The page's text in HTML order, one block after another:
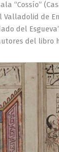
“Cossío”
Valladolid de
del
del libro